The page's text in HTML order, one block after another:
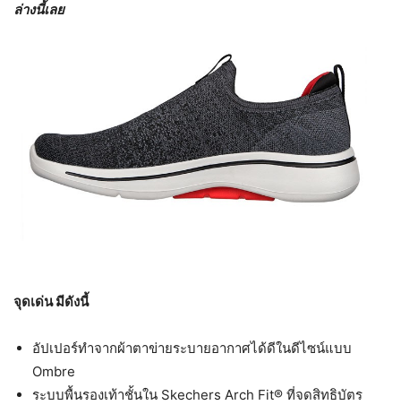
ล่างนี้เลย
จุดเด่น มีดังนี้
อัปเปอร์ทำจากผ้าตาข่ายระบายอากาศได้ดีในดีไซน์แบบ
Ombre
ระบบพื้นรองเท้าชั้นใน Skechers Arch Fit® ที่จดสิทธิบัตร